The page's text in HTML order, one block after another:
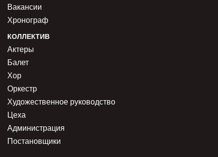
Вакансии
Хронограф
КОЛЛЕКТИВ
Актеры
Балет
Хор
Оркестр
Художественное руководство
Цеха
Администрация
Постановщики